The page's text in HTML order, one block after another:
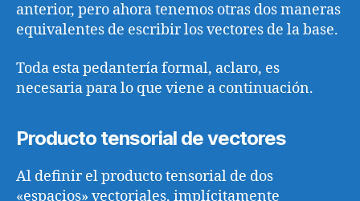
anterior, pero ahora tenemos otras dos maneras
equivalentes de escribir los vectores de la base.
Toda esta pedantería formal, aclaro, es
necesaria para lo que viene a continuación.
Producto tensorial de vectores
Al definir el producto tensorial de dos
«espacios» vectoriales, implícitamente